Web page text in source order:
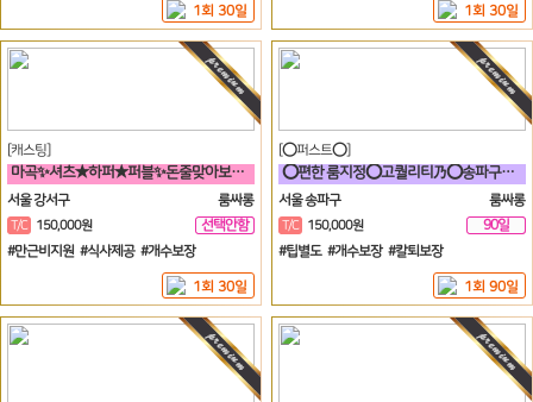
1회 30일 1회 30일
[캐스팅]
마곡✨셔츠★하퍼★퍼블✨돈줄맞아보자★갯수보장★술강요NO★출퇴근자유⭐
서울 강서구
룸싸롱
T/C 150,000원
선택안함
일
#만근비지원 #식사제공 #개수보장
1회 30일
[⭕퍼스트⭕]
⭕편한 룸지정⭕고퀄리티乃⭕송파구⭕방이동⭕잠실⭕석촌동⭕강남구⭕서초구⭕논현동
서울 송파구
룸싸롱
T/C 150,000원
90일
#팁별도 #개수보장 #칼퇴보장
1회 90일